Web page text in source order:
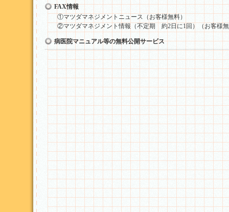
FAX情報
①マツダマネジメントニュース（お客様無料）
②マツダマネジメント情報（不定期 約2日に1回）（お客様無
病医院マニュアル等の無料公開サービス